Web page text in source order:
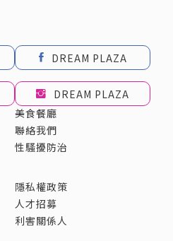
DREAM PLAZA
DREAM PLAZA
美食餐廳
聯絡我們
性騷擾防治
隱私權政策
人才招募
利害關係人